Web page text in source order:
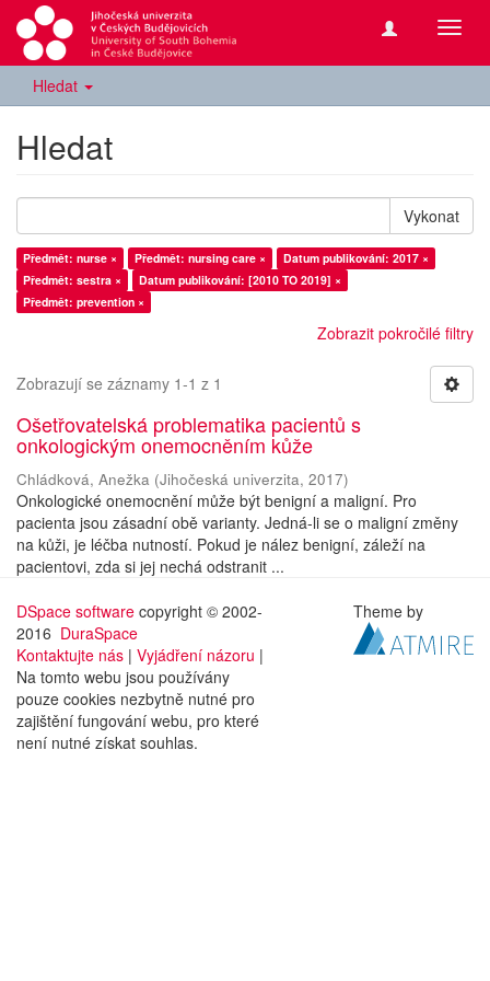
Hledat
Hledat
Vykonat
Předmět: nurse × Předmět: nursing care ×
Datum publikování: 2017 ×
Předmět: sestra ×
Datum publikování: [2010 TO 2019] ×
Předmět: prevention ×
Zobrazit pokročilé filtry
Zobrazují se záznamy 1-1 z 1
Ošetřovatelská problematika pacientů s
onkologickým onemocněním kůže
Chládková, Anežka (Jihočeská univerzita, 2017)
Onkologické onemocnění může být benigní a maligní. Pro
pacienta jsou zásadní obě varianty. Jedná-li se o maligní změny
na kůži, je léčba nutností. Pokud je nález benigní, záleží na
pacientovi, zda si jej nechá odstranit ...
DSpace software copyright © 2002-
2016 DuraSpace
Kontaktujte nás | Vyjádření názoru |
Na tomto webu jsou používány
pouze cookies nezbytně nutné pro
zajištění fungování webu, pro které
není nutné získat souhlas.
Theme by